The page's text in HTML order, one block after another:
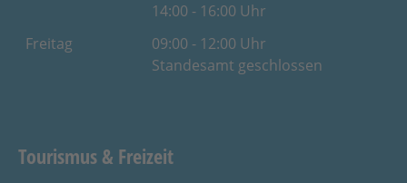
14:00 - 16:00 Uhr
Freitag
09:00 - 12:00 Uhr
Standesamt geschlossen
Tourismus & Freizeit